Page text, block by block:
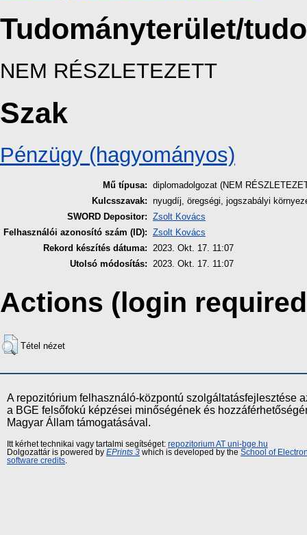
Tudományterület/
NEM RÉSZLETEZETT
Szak
Pénzügy (hagyományos)
Mű típusa: diplomadolgozat (NEM
Kulcsszavak: nyugdíj, öregségi, jogszabályi
SWORD Depositor: Zsolt Kovács
Felhasználói azonosító szám (ID): Zsolt Kovács
Rekord készítés dátuma: 2023. Okt. 17. 11:07
Utolsó módosítás: 2023. Okt. 17. 11:07
Actions (login
Tétel nézet
A repozitórium felhasználó-központú szolgáltatásfejlesztése
a BGE felsőfokú képzései minőségének és
Magyar Állam támogatásával.
Itt kérhet technikai vagy tartalmi segítséget: repozitorium AT uni-bge.hu
Dolgozattár is powered by EPrints 3 which is developed by the School of
software credits